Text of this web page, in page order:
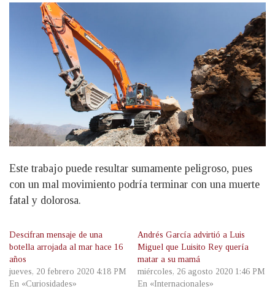
Este trabajo puede resultar sumamente peligroso, pues
con un mal movimiento podría terminar con una muerte
fatal y dolorosa.
Descifran mensaje de una
botella arrojada al mar hace 16
años
jueves, 20 febrero 2020 4:18 PM
En «Curiosidades»
Andrés García advirtió a Luis
Miguel que Luisito Rey quería
matar a su mamá
miércoles, 26 agosto 2020 1:46 PM
En «Internacionales»